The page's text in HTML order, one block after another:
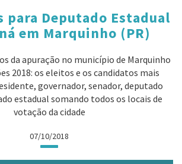
para Deputado Estadual
em Marquinho (PR)
da apuração no município de Marquinho
2018: os eleitos e os candidatos mais
governador, senador, deputado
estadual somando todos os locais de
votação da cidade
07/10/2018